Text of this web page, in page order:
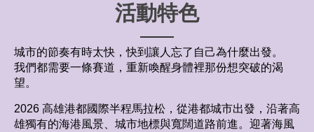
活動特色
城市的節奏有時太快，快到讓人忘了自己為什麼出發。
我們都需要一條賽道，重新喚醒身體裡那份想突破的渴
望。
2026 高雄港都國際半程馬拉松，從港都城市出發，沿著高
雄獨有的海港風景、城市地標與寬闊道路前進。迎著海風